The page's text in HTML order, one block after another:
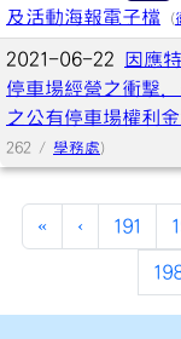
及活動海報電子檔
(
2021-06-22
因應
停車場經營之衝擊
之公有停車場權利
262 / 學務處)
« ‹ 191